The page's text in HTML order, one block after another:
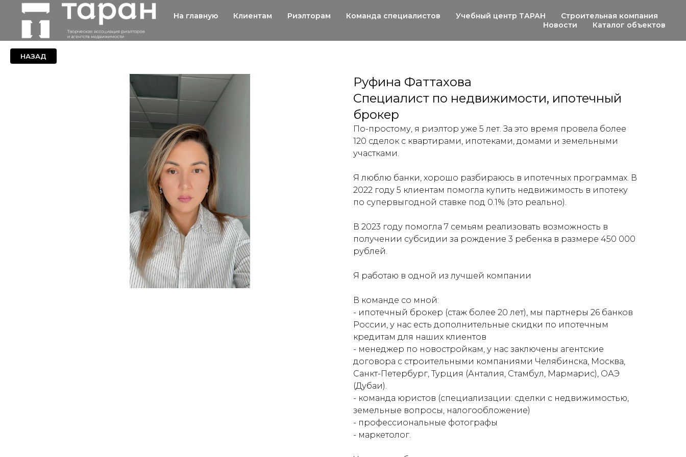
На главную Клиентам Риэлторам Команда специалистов Учебный центр ТАРАН
Строительная компания
Новости
Каталог объектов
НАЗАД
Руфина Фаттахова
Специалист по недвижимости, ипотечный
брокер
По-простому, я риэлтор уже 5 лет. За это время провела более
120 сделок с квартирами, ипотеками, домами и земельными
участками.
Я люблю банки, хорошо разбираюсь в ипотечных программах. В
2022 году 5 клиентам помогла купить недвижимость в ипотеку
по супервыгодной ставке под 0.1% (это реально).
В 2023 году помогла 7 семьям реализовать возможность в
получении субсидии за рождение 3 ребенка в размере 450 000
рублей.
Я работаю в одной из лучшей компании
В команде со мной:
- ипотечный брокер (стаж более 20 лет), мы партнеры 26 банков
России, у нас есть дополнительные скидки по ипотечным
кредитам для наших клиентов
- менеджер по новостройкам, у нас заключены агентские
договора с строительными компаниями Челябинска, Москва,
Санкт-Петербург, Турция (Анталия, Стамбул, Мармарис), ОАЭ
(Дубаи).
- команда юристов (специализации: сделки с недвижимостью,
земельные вопросы, налогообложение)
- профессиональные фотографы
- маркетолог.